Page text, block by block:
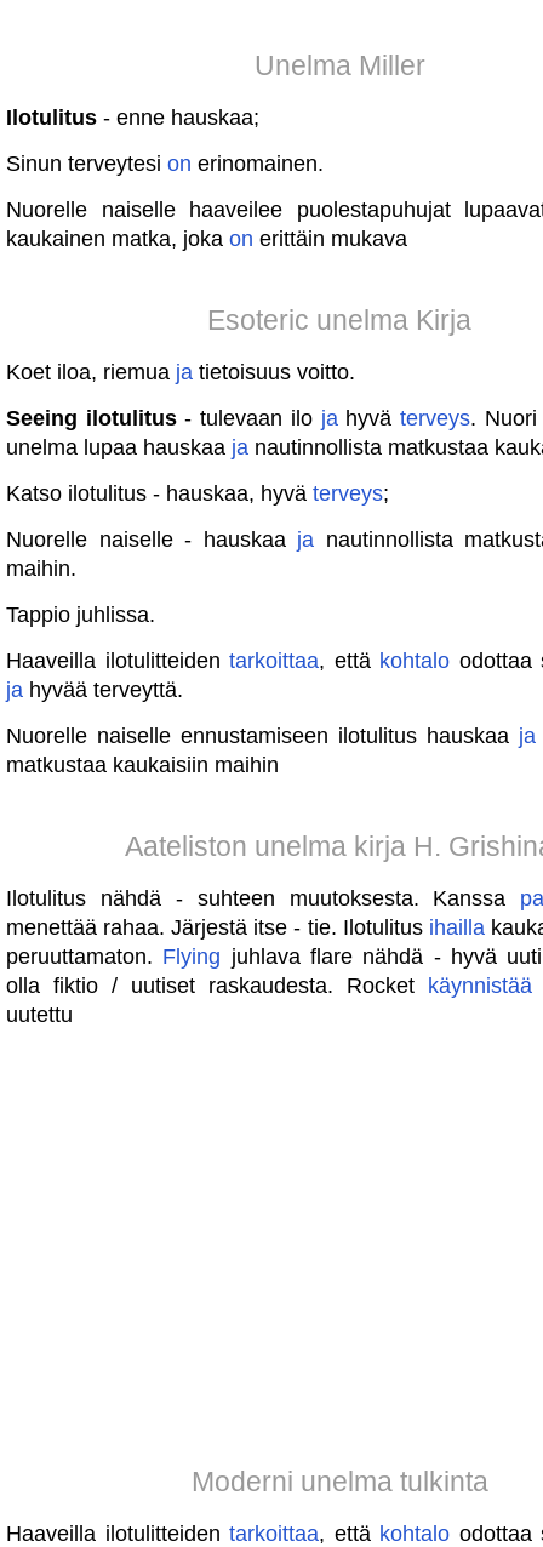
Unelma Miller
Ilotulitus - enne hauskaa;
Sinun terveytesi on erinomainen.
Nuorelle naiselle haaveilee puolestapuhujat
kaukainen matka, joka on erittäin mukava
Esoteric unelma Kirja
Koet iloa, riemua ja tietoisuus voitto.
Seeing ilotulitus- tulevaan ilo jahyvä terveys. Nuori
unelma lupaa hauskaa ja nautinnollista matkustaa
Katso ilotulitus - hauskaa, hyvä terveys;
Nuorelle naiselle - hauskaa ja nautinnollista
maihin.
Tappio juhlissa.
Haaveilla ilotulitteidentarkoittaa, että kohtalo odottaa
ja hyvää terveyttä.
Nuorelle naiselle ennustamiseen ilotulitus hauskaa ja
matkustaa kaukaisiin maihin
Aateliston unelma kirja H.
Ilotulitus nähdä - suhteen muutoksesta. Kanssa
menettää rahaa. Järjestä itse - tie. Ilotulitus ihailla
peruuttamaton. Flying juhlava flare nähdä - hyvä
olla fiktio / uutiset raskaudesta. Rocket käynnistää
uutettu
Moderni unelma tulkinta
Haaveilla ilotulitteidentarkoittaa, että kohtalo odottaa